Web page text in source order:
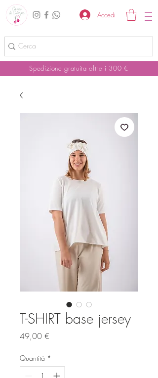
Accedi
Spedizione gratuita oltre i 300 €
T-SHIRT base jersey
49,00 €
Quantità *